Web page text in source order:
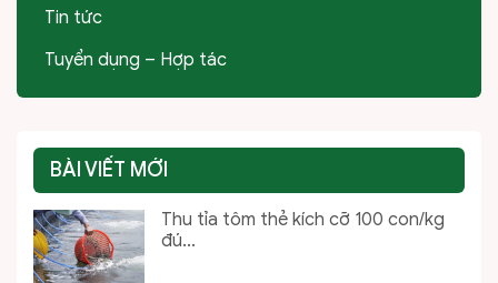
Tin tức
Tuyển dụng – Hợp tác
BÀI VIẾT MỚI
Thu tỉa tôm thẻ kích cỡ 100 con/kg
đú...